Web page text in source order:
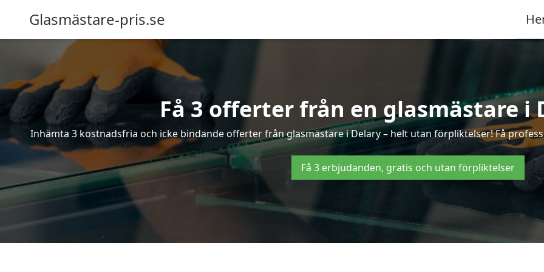
Glasmästare-pris.se
Få 3 offerter från en glasmästare i
Inhämta 3 kostnadsfria och icke bindande offerter från glasmästare i Delary – helt utan förpliktelser! Få
Få 3 erbjudanden, gratis och utan förpliktelser